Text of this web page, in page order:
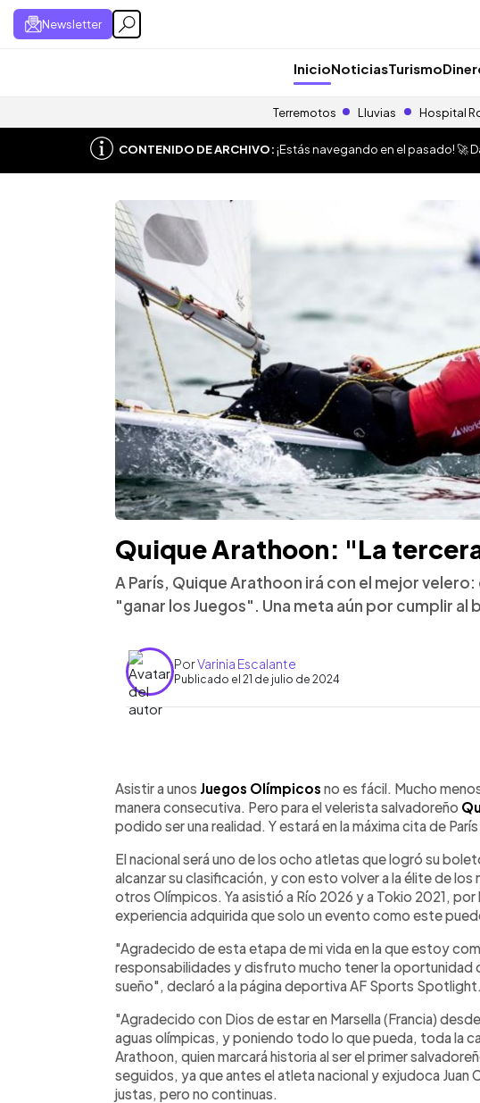
Newsletter
InicioNoticiasTurismo
Terremotos Lluvias Hospital
CONTENIDO DE ARCHIVO:¡Estás navegando en el pasado! 🚀
Quique Arathoon: "La
A París, Quique Arathoon irá con el mejor
"ganar los Juegos". Una meta aún por cumplir al
PorVarinia Escalante
Publicado el 21 de julio de 2024
Escuchar artículo
Asistir a unos Juegos Olímpicos no es fácil. Mucho
manera consecutiva. Pero para el velerista salvadoreño
podido ser una realidad. Y estará en la máxima cita de
El nacional será uno de los ocho atletas que logró su
alcanzar su clasificación, y con esto volver a la élite de los
otros Olímpicos. Ya asistió a Río 2026 y a Tokio 2021, por
experiencia adquirida que solo un evento como este
"Agradecido de esta etapa de mi vida en la que estoy
responsabilidades y disfruto mucho tener la oportunidad
sueño", declaró a la página deportiva AF Sports Spotlight.
"Agradecido con Dios de estar en Marsella (Francia)
aguas olímpicas, y poniendo todo lo que pueda, toda la
Arathoon, quien marcará historia al ser el primer
seguidos, ya que antes el atleta nacional y exjudoca Juan
justas, pero no continuas.